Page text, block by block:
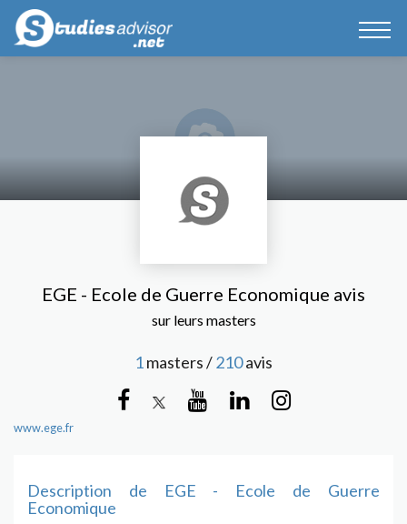
EGE - Ecole de Guerre Economique avis
sur leurs masters
1masters /210avis
www.ege.fr
Description de EGE - Ecole de Guerre
Economique